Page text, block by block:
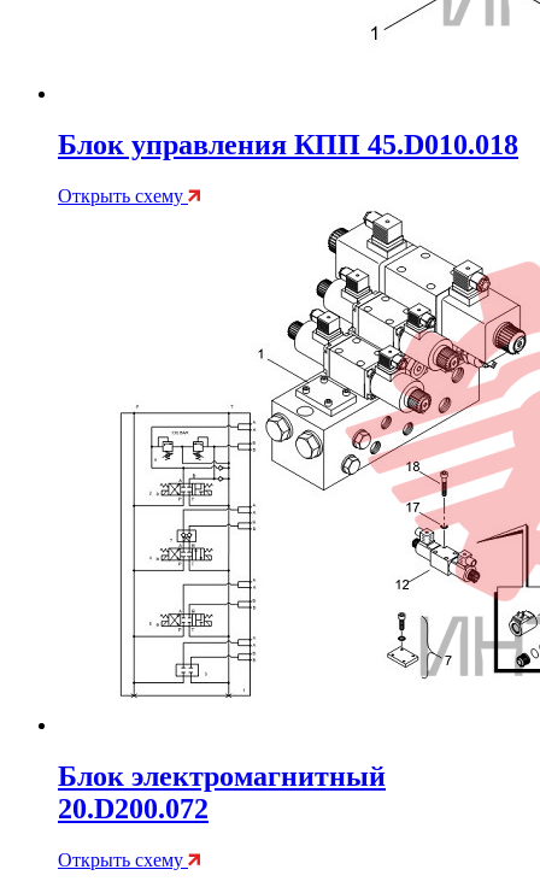
Блок управления КПП 45.D010.018
Открыть схему
Блок электромагнитный
20.D200.072
Открыть схему